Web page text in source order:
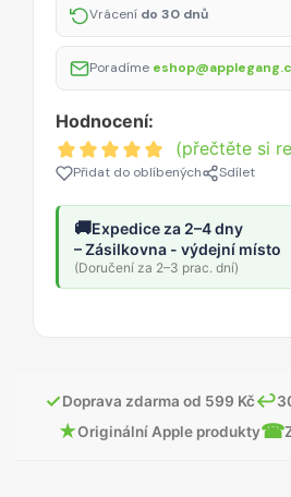
Vrácení do 30 dnů
Poradíme
Hodnocení:
(přečtěte si
Přidat do oblíbených Sdílet
🚚Expedice za 2–4 dny
– Zásilkovna - výdejní místo
(Doručení za 2–3 prac. dní)
✓Doprava zdarma od 599 Kč↩
★Originální Apple produkty☎